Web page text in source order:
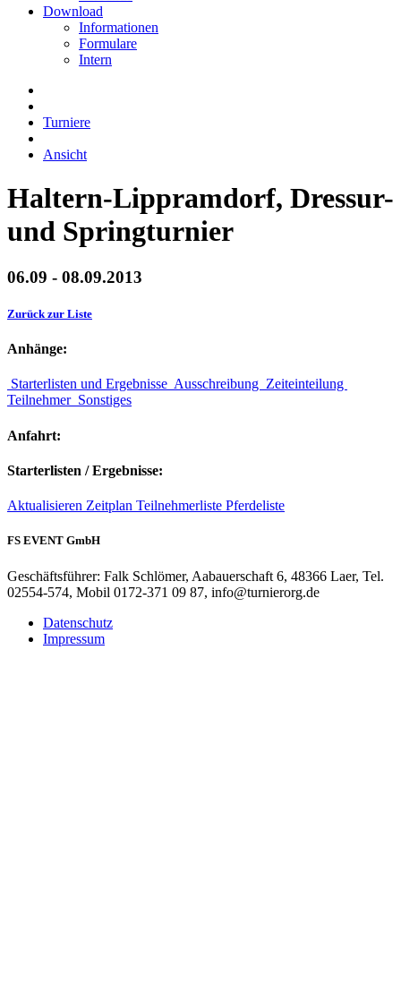
Download
Informationen
Formulare
Intern
Turniere
Ansicht
Haltern-Lippramdorf, Dressur-
und Springturnier
06.09 - 08.09.2013
Zurück zur Liste
Anhänge:
Starterlisten und Ergebnisse Ausschreibung Zeiteinteilung
Teilnehmer Sonstiges
Anfahrt:
Starterlisten / Ergebnisse:
Aktualisieren Zeitplan Teilnehmerliste Pferdeliste
FS EVENT GmbH
Geschäftsführer: Falk Schlömer, Aabauerschaft 6, 48366 Laer, Tel.
02554-574, Mobil 0172-371 09 87, info@turnierorg.de
Datenschutz
Impressum